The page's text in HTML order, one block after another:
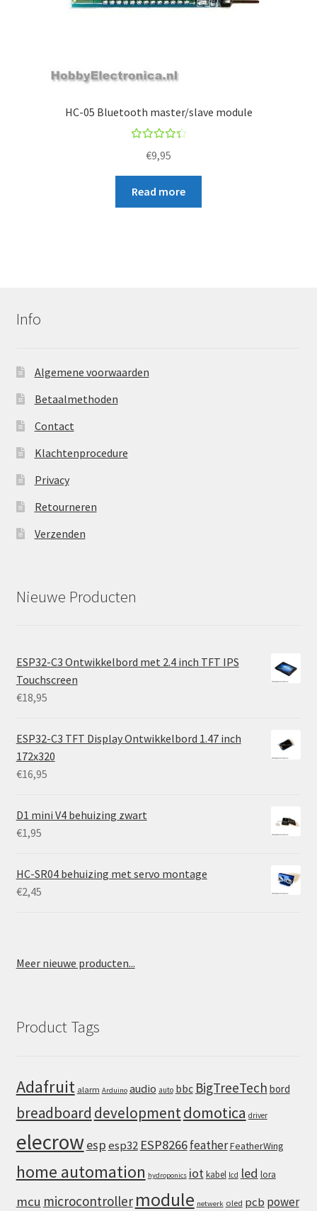
HC-05 Bluetooth master/slave module
4.50
out of
5
€9,95
Read more
Info
Algemene voorwaarden
Betaalmethoden
Contact
Klachtenprocedure
Privacy
Retourneren
Verzenden
Nieuwe Producten
ESP32-C3 Ontwikkelbord met 2.4 inch TFT IPS
Touchscreen
€18,95
ESP32-C3 TFT Display Ontwikkelbord 1.47 inch
172x320
€16,95
D1 mini V4 behuizing zwart
€1,95
HC-SR04 behuizing met servo montage
€2,45
Meer nieuwe producten...
Product Tags
Adafruit alarm Arduino audio auto bbc BigTreeTech bord
breadboard developmentdomotica driver
elecrowespesp32 ESP8266featherFeatherWing
home automation hydroponics iot kabel lcd led lora
mcu microcontroller module netwerk oled pcb power